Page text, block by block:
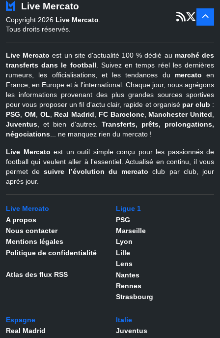
Belgique
juil - 31
Live Mercato
Copyright 2026 Live Mercato
Tous droits réservés.
Live Mercato est un site d'actualité 100 % dédié au marché des
transferts dans le football . Suivez en temps réel les dernières
rumeurs, les officialisations, et les tendances du mercato en
France, en Europe et à l'international. Chaque jour, nous agrégons
les informations provenant des plus grandes sources sportives
pour vous proposer un fil d'actu clair, rapide et organisé par club :
PSG
OM OL Real Madrid FC Barcelone, Manchester United
Juventus , et bien d'autres. Transferts, prêts, prolongations,
négociations ... ne manquez rien du mercato !
Live Mercato est un outil simple conçu pour les passionnés de
football qui veulent aller à l'essentiel. Actualisé en continu, il vous
permet desuivre l’évolution du mercato club par club, jour
après jour.
Live Mercato
A propos
Nous contacter
Mentions légales
Politique de confidentialité
Atlas des flux RSS
Ligue 1
PSG
Marseille
Lyon
Lille
Lens
Nantes
Rennes
Strasbourg
Espagne
Real Madrid
Italie
Juventus